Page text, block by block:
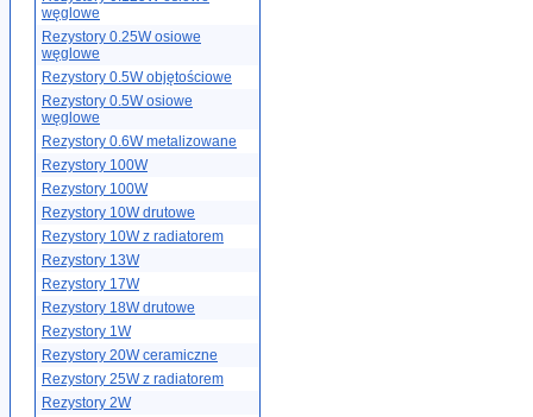
węglowe
Rezystory 0.25W osiowe
węglowe
Rezystory 0.5W objętościowe
Rezystory 0.5W osiowe
węglowe
Rezystory 0.6W metalizowane
Rezystory 100W
Rezystory 100W
Rezystory 10W drutowe
Rezystory 10W z radiatorem
Rezystory 13W
Rezystory 17W
Rezystory 18W drutowe
Rezystory 1W
Rezystory 20W ceramiczne
Rezystory 25W z radiatorem
Rezystory 2W